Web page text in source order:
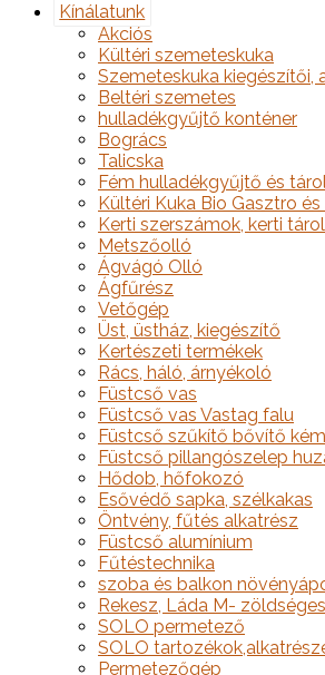
Kínálatunk
Akciós
Kültéri szemeteskuka
Szemeteskuka kiegészítői,
Beltéri szemetes
hulladékgyűjtő konténer
Bogrács
Talicska
Fém hulladékgyűjtő és
Kültéri Kuka Bio Gasztro
Kerti szerszámok, kerti
Metszőolló
Ágvágó Olló
Ágfűrész
Vetőgép
Üst, üstház, kiegészítő
Kertészeti termékek
Rács, háló, árnyékoló
Füstcső vas
Füstcső vas Vastag falu
Füstcső szűkítő bővítő
Füstcső pillangószelep
Hődob, hőfokozó
Esővédő sapka, szélkakas
Öntvény, fűtés alkatrész
Füstcső alumínium
Fűtéstechnika
szoba és balkon
Rekesz, Láda M- zöldséges
SOLO permetező
SOLO
Permetezőgép